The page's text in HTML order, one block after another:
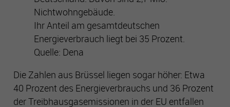
Nichtwohngebäude.
Ihr Anteil am gesamtdeutschen
Energieverbrauch liegt bei 35 Prozent.
Quelle: Dena
Die Zahlen aus Brüssel liegen sogar höher: Etwa
40 Prozent des Energieverbrauchs und 36 Prozent
der Treibhausgasemissionen in der EU entfallen
besucht haben, und können ihre Performance nicht
Targeting und Werbe-Cookies
unsere Seite gesetzt werden. Sie können von diesen Firmen
genutzt und geteilt werden, um ein Profil Ihrer Interessen
aufzubauen und Ihnen relevante Werbung auf anderen